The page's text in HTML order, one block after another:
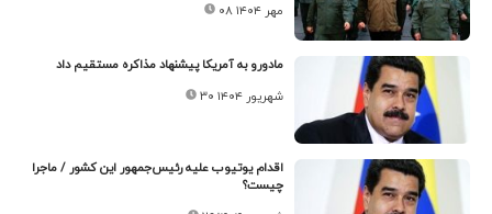
۰۸ مهر ۱۴۰۴
مادورو به آمریکا پیشنهاد مذاکره مستقیم داد
۳۰ شهریور ۱۴۰۴
اقدام یوتیوب علیه رئیس‌جمهور این کشور / ماجرا
چیست؟